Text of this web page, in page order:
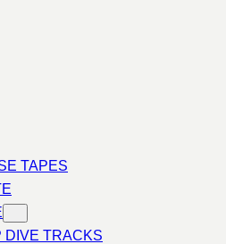
TAPES
DIVE TRACKS